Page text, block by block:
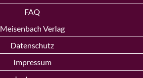
FAQ
Meisenbach Verlag
Datenschutz
Impressum